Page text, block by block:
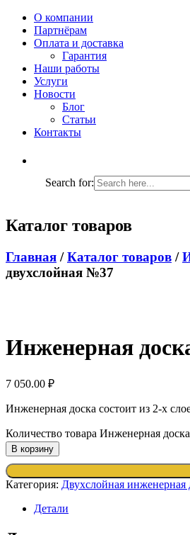
О компании
Партнёрам
Оплата и доставка
Гарантия
Наши работы
Услуги
Новости
Блог
Статьи
Контакты
Search for:
Каталог товаров
Главная /Каталог товаров /
двухслойная №37
Инженерная
7 050.00 ₽
Инженерная доска состоит из 2-х
Количество товара Инженерная
В корзину
Категория: Двухслойная инженерная
Детали